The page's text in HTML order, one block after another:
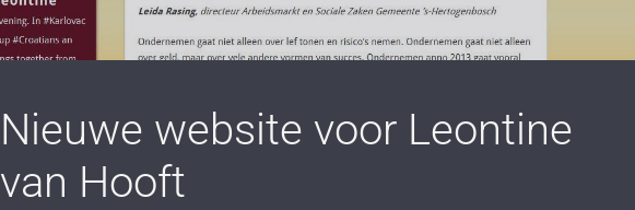
Nieuwe website voor Leontine
van Hooft